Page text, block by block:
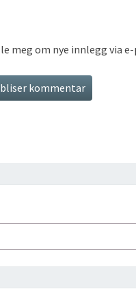
meg om nye innlegg via